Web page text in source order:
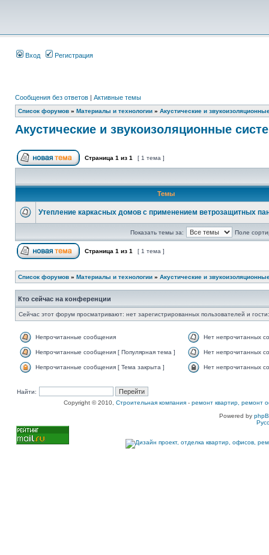
Вход Регистрация
Сообщения без ответов | Активные темы
Список форумов » Материалы и технологии » Акустические и
Акустические и звукоизоляционные
Страница 1 из 1 [ 1 тема ]
Темы
Утепление каркасных домов с применением ветрозащитных
Показать темы за: Поле
Страница 1 из 1 [ 1 тема ]
Список форумов » Материалы и технологии » Акустические и
Кто сейчас на конференции
Сейчас этот форум просматривают: нет зарегистрированных пользователей и
Непрочитанные сообщения Нет непрочитанных
Непрочитанные сообщения [ Популярная тема ] Нет непрочитанных
Непрочитанные сообщения [ Тема закрыта ] Нет непрочитанных
Найти:
Copyright © 2010, Строительная компания - ремонт квартир, ремонт
Powered by